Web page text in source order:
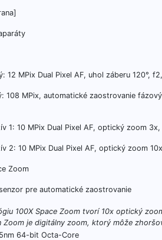
12 MPix Dual Pixel AF, uhol záberu 120°,
108 MPix, automatické zaostrovanie
1: 10 MPix Dual Pixel AF, optický zoom
2: 10 MPix Dual Pixel AF, optický zoom
Zoom
pre automatické zaostrovanie
100X Space Zoom tvorí 10x optický
Zoom je digitálny zoom, ktorý môže
64-bit Octa-Core